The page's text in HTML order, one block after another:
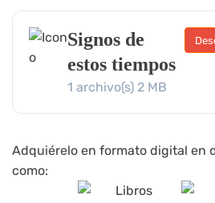
Signos de
estos tiempos
1 archivo(s) 2 MB
Adquiérelo en formato digital en
como: